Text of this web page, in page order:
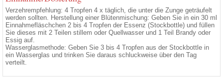
Verzehrempfehlung: 4 Tropfen 4 x täglich, die unter die Zunge geträufelt
werden sollten. Herstellung einer Blütenmischung: Geben Sie in ein 30 ml
Einnahmefläschchen 2 bis 4 Tropfen der Essenz (Stockbottle) und füllen
Sie dieses mit 2 Teilen stillem oder Quellwasser und 1 Teil Brandy oder
Essig auf.
Wasserglasmethode: Geben Sie 3 bis 4 Tropfen aus der Stockbottle in
ein Wasserglas und trinken Sie daraus schluckweise über den Tag
verteilt.